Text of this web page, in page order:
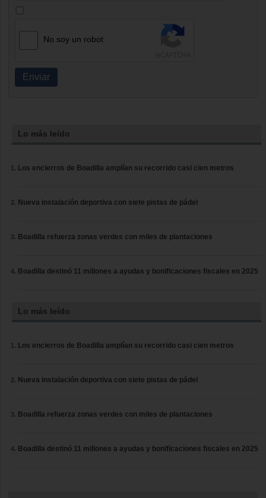
No soy un robot
Enviar
Lo más leído
Los encierros de Boadilla amplían su recorrido casi cien metros
Nueva instalación deportiva con siete pistas de pádel
Boadilla refuerza zonas verdes con miles de plantaciones
Boadilla destinó 11 millones a ayudas y bonificaciones fiscales en 2025
Lo más leído
Los encierros de Boadilla amplían su recorrido casi cien metros
Nueva instalación deportiva con siete pistas de pádel
Boadilla refuerza zonas verdes con miles de plantaciones
Boadilla destinó 11 millones a ayudas y bonificaciones fiscales en 2025